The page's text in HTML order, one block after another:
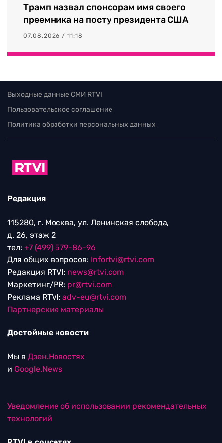
Трамп назвал спонсорам имя своего
преемника на посту президента США
07.08.2026 / 11:18
Выходные данные СМИ RTVI
Пользовательское соглашение
Политика обработки персональных данных
Редакция
115280, г. Москва, ул. Ленинская слобода,
д. 26, этаж 2
тел: +7 (499) 579-86-96
Для общих вопросов: Infortvi@rtvi.com
Редакция RTVI: news@rtvi.com
Маркетинг/PR: pr@rtvi.com
Реклама RTVI: adv-eu@rtvi.com
Партнерские материалы
Достойные новости
Мы в Дзен.Новостях
и Google.News
Уведомление об использовании рекомендательных
технологий